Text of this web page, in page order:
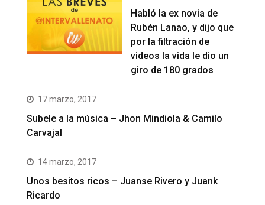
Habló la ex novia de
Rubén Lanao, y dijo que
por la filtración de
videos la vida le dio un
giro de 180 grados
17 marzo, 2017
Subele a la música – Jhon Mindiola & Camilo
Carvajal
14 marzo, 2017
Unos besitos ricos – Juanse Rivero y Juank
Ricardo